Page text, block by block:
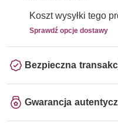
Koszt wysyłki tego
Sprawdź opcje dostawy
Bezpieczna
Gwarancja